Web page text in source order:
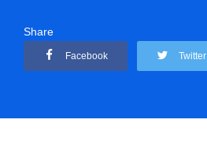
Share
Facebook Twitter